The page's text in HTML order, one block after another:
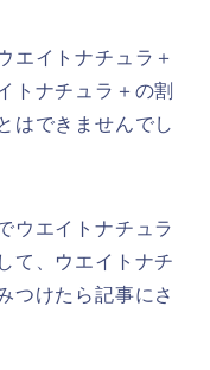
エイトナチュラ＋
トナチュラ＋の割
はできませんでし
ウエイトナチュラ
て、ウエイトナチ
つけたら記事にさ